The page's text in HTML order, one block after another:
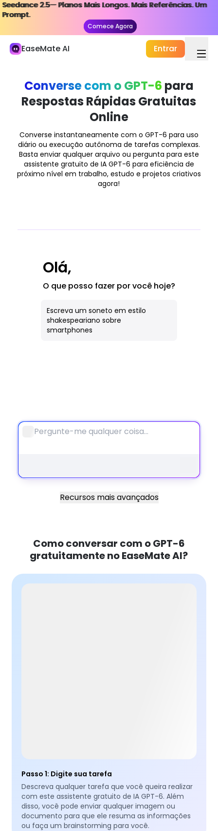
Seedance 2.5— Planos Mais Longos. Mais Referências. Um
Prompt.
Comece Agora
Seedance 2.5— Planos Mais Longos. Mais Referências. Um
Prompt.
Comece Agora
EaseMate AI Entrar
Minha Biblioteca
Estudo e Trabalho
Chat de IA
Estudo & Pesquisa de IA
Redator com IA
Agente de IA Novo
Criação
Caderno
Converse com o GPT-6 para
Respostas Rápidas Gratuitas
Online
Converse instantaneamente com o GPT-6 para uso
diário ou execução autônoma de tarefas complexas.
Basta enviar qualquer arquivo ou pergunta para este
assistente gratuito de IA GPT-6 para eficiência de
próximo nível em trabalho, estudo e projetos criativos
agora!
Olá,
O que posso fazer por você hoje?
Escreva um soneto em estilo
shakespeariano sobre
smartphones
Recursos mais avançados
Como conversar com o GPT-6
gratuitamente no EaseMate AI?
Passo 1: Digite sua tarefa
Descreva qualquer tarefa que você queira realizar
com este assistente gratuito de IA GPT-6. Além
disso, você pode enviar qualquer imagem ou
documento para que ele resuma as informações
ou faça um brainstorming para você.